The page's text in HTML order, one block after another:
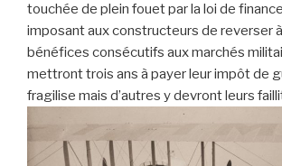
touchée de plein fouet par la loi de
imposant aux constructeurs de reverser à
bénéfices consécutifs aux marchés
mettront trois ans à payer leur impôt de
fragilise mais d’autres y devront leurs